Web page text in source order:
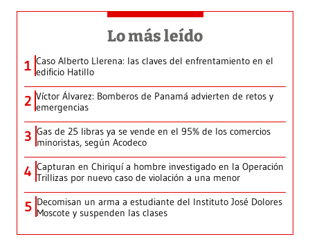
Lo más leído
1 Caso Alberto Llerena: las claves del enfrentamiento en el
edificio Hatillo
2 Víctor Álvarez: Bomberos de Panamá advierten de retos y
emergencias
3 Gas de 25 libras ya se vende en el 95% de los comercios
minoristas, según Acodeco
4 Capturan en Chiriquí a hombre investigado en la Operación
Trillizas por nuevo caso de violación a una menor
5 Decomisan un arma a estudiante del Instituto José Dolores
Moscote y suspenden las clases